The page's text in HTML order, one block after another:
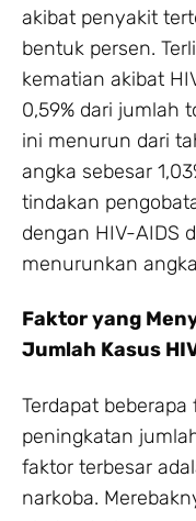
akibat penyakit
bentuk persen.
kematian akibat
0,59% dari jumlah
ini menurun dari
angka sebesar
tindakan
dengan HIV-AIDS
menurunkan
Faktor yang
Jumlah Kasus
Terdapat
peningkatan
faktor terbesar
narkoba.